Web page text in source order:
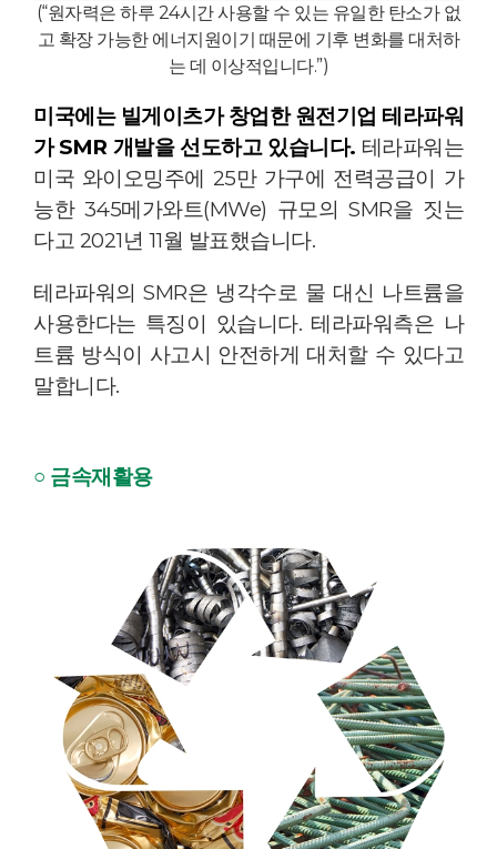
(“원자력은 하루 24시간 사용할 수 있는 유일한 탄소가 없
고 확장 가능한 에너지원이기 때문에 기후 변화를 대처하
는 데 이상적입니다.”)
미국에는 빌게이츠가 창업한 원전기업 테라파워
가 SMR 개발을 선도하고 있습니다. 테라파워는
미국 와이오밍주에 25만 가구에 전력공급이 가
능한 345메가와트(MWe) 규모의 SMR을 짓는
다고 2021년 11월 발표했습니다.
테라파워의 SMR은 냉각수로 물 대신 나트륨을
사용한다는 특징이 있습니다. 테라파워측은 나
트륨 방식이 사고시 안전하게 대처할 수 있다고
말합니다.
○ 금속재활용